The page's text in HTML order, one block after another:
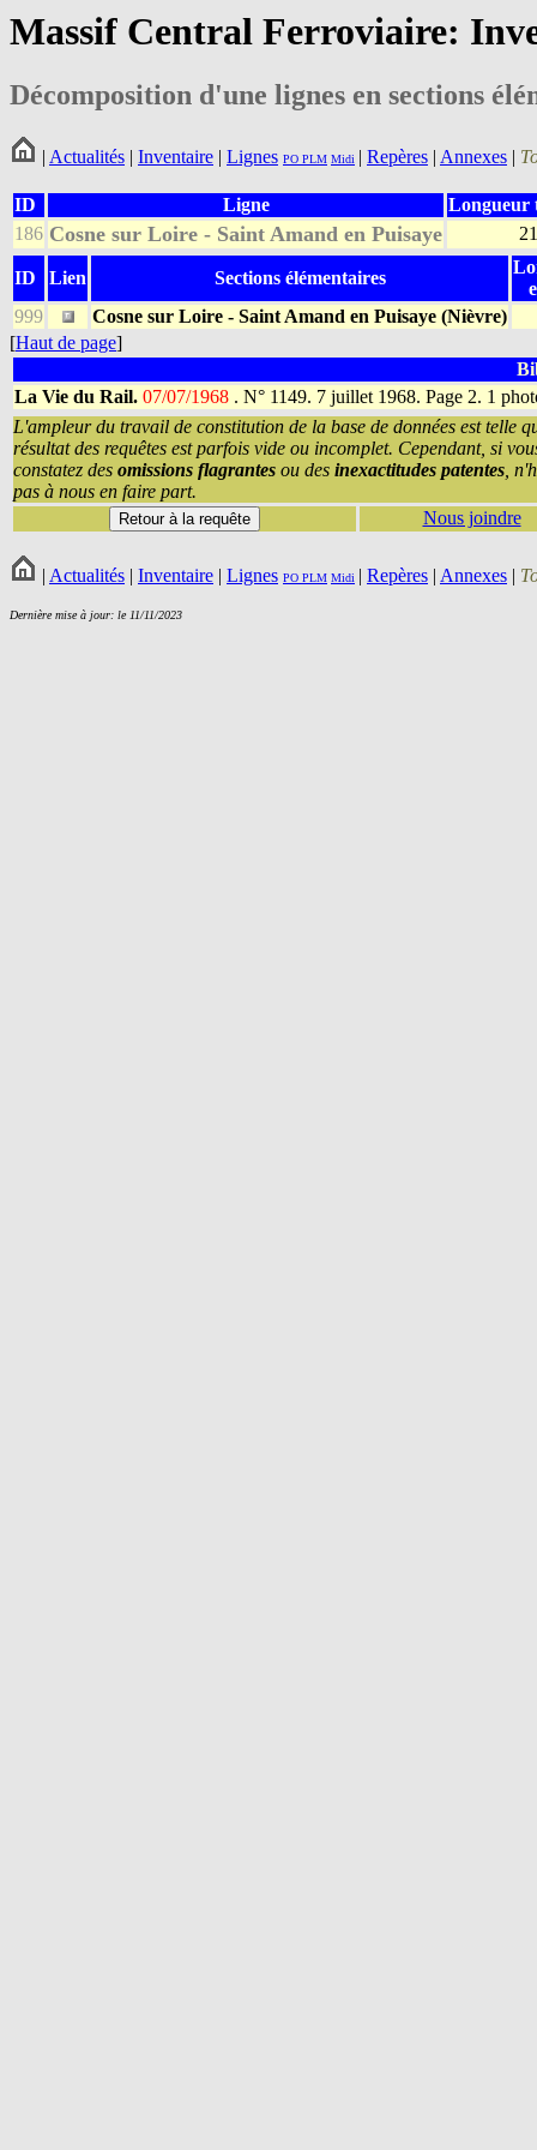
Massif Central Ferroviaire:
Décomposition d'une lignes en sections
| Actualités | Inventaire | Lignes PO PLM Midi | Repères | Annexes |
ID Ligne
Longueur
186 Cosne sur Loire - Saint Amand en Puisaye
ID Lien Sections élémentaires
999
Cosne sur Loire - Saint Amand en Puisaye (Nièvre)
[Haut de page]
La Vie du Rail. 07/07/1968 . N° 1149. 7 juillet 1968. Page 2. 1
L'ampleur du travail de constitution de la base de données est telle
résultat des requêtes est parfois vide ou incomplet. Cependant, si
constatez des omissions flagrantes ou des inexactitudes patentes ,
pas à nous en faire part.
Nous joindre
| Actualités | Inventaire | Lignes PO PLM Midi | Repères | Annexes |
Dernière mise à jour: le 11/11/2023